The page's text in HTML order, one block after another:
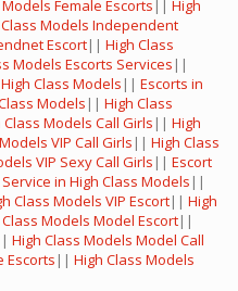
Female Escorts || High
Models Independent
Escort|| High Class
Models Escorts Services ||
Class Models || Escorts in
Models || High Class
Class Models Call Girls || High
VIP Call Girls || High Class
VIP Sexy Call Girls || Escort
in High Class Models ||
Class Models VIP Escort|| High
Models Model Escort||
High Class Models Model Call
Escorts || High Class Models